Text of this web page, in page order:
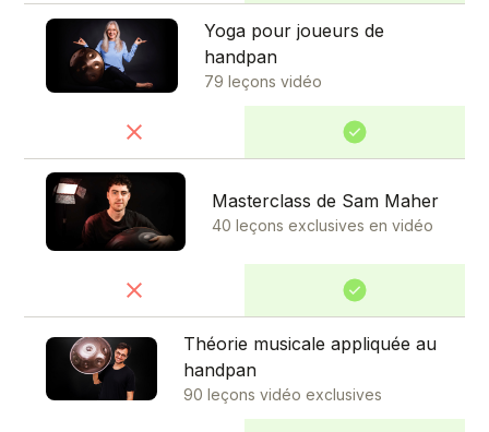
Yoga pour joueurs de
handpan
79 leçons vidéo
Masterclass de Sam Maher
40 leçons exclusives en vidéo
Théorie musicale appliquée au
handpan
90 leçons vidéo exclusives